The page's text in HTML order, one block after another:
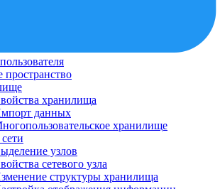
пространство
хранилища
данных
хранилище
узлов
сетевого узла
структуры хранилища